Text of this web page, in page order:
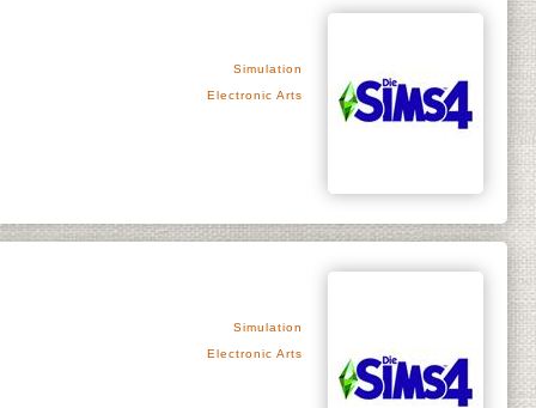
Simulation
Electronic Arts
Simulation
Electronic Arts